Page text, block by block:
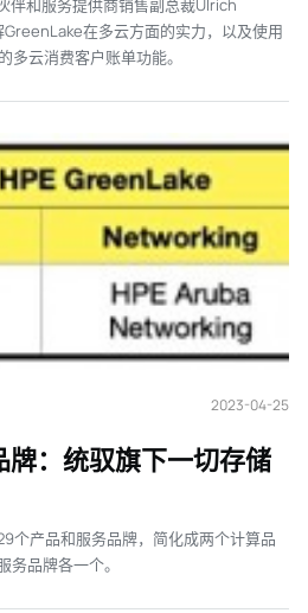
伴和服务提供商销售副总裁Ulrich
在多云方面的实力，以及使用
云消费客户账单功能。
2023-04-25
：统驭旗下一切存储
个产品和服务品牌，简化成两个计算品
务品牌各一个。